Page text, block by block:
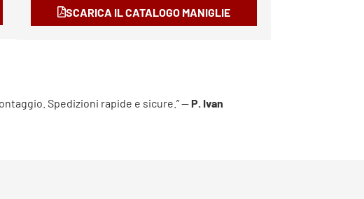
SCARICA IL CATALOGO MANIGLIE
Spedizioni rapide e sicure.” — P. Ivan